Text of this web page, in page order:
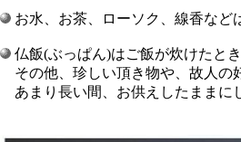
お水、お茶、ローソク、線香など
仏飯(ぶっぱん)はご飯が炊けたと
その他、珍しい頂き物や、故人の
あまり長い間、お供えしたままに